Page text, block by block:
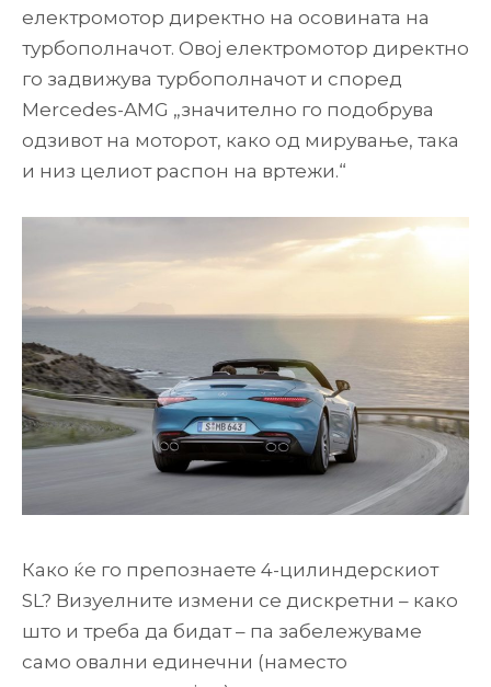
електромотор директно на осовината на
турбополначот. Овој електромотор директно
го задвижува турбополначот и според
Mercedes-AMG „значително го подобрува
одзивот на моторот, како од мирување, така
и низ целиот распон на вртежи.“
Како ќе го препознаете 4-цилиндерскиот
SL? Визуелните измени се дискретни – како
што и треба да бидат – па забележуваме
само овални единечни (наместо